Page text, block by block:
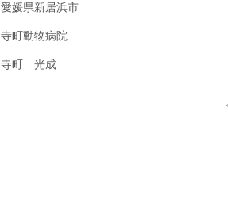
愛媛県新居浜市
寺町動物病院
寺町 光成